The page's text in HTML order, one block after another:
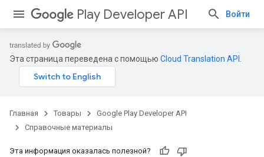
Play Developer API Войти
Эта страница переведена с помощью Cloud Translation API
Главная Товары
Google Play Developer API
Справочные материалы
Эта информация оказалась полезной?